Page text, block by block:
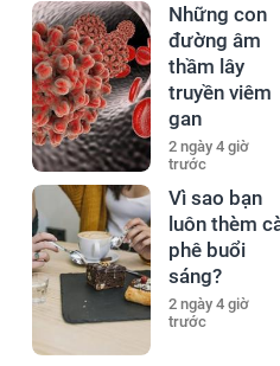
Những con
đường âm
thầm lây
truyền viêm
gan
2 ngày 4 giờ
trước
Vì sao bạn
luôn thèm
phê buổi
sáng?
2 ngày 4 giờ
trước